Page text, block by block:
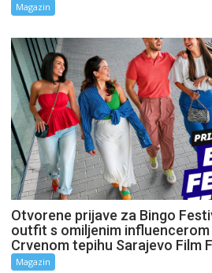
Magazin
Otvorene prijave za Bingo
outfit s omiljenim
Crvenom tepihu Sarajevo Film
Magazin